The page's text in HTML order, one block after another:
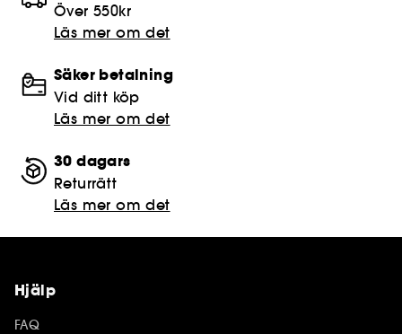
Över 550kr
Läs mer om det
Säker betalning
Vid ditt köp
Läs mer om det
30 dagars
Returrätt
Läs mer om det
Hjälp
FAQ